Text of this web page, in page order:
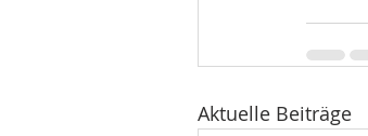
Aktuelle Beiträge